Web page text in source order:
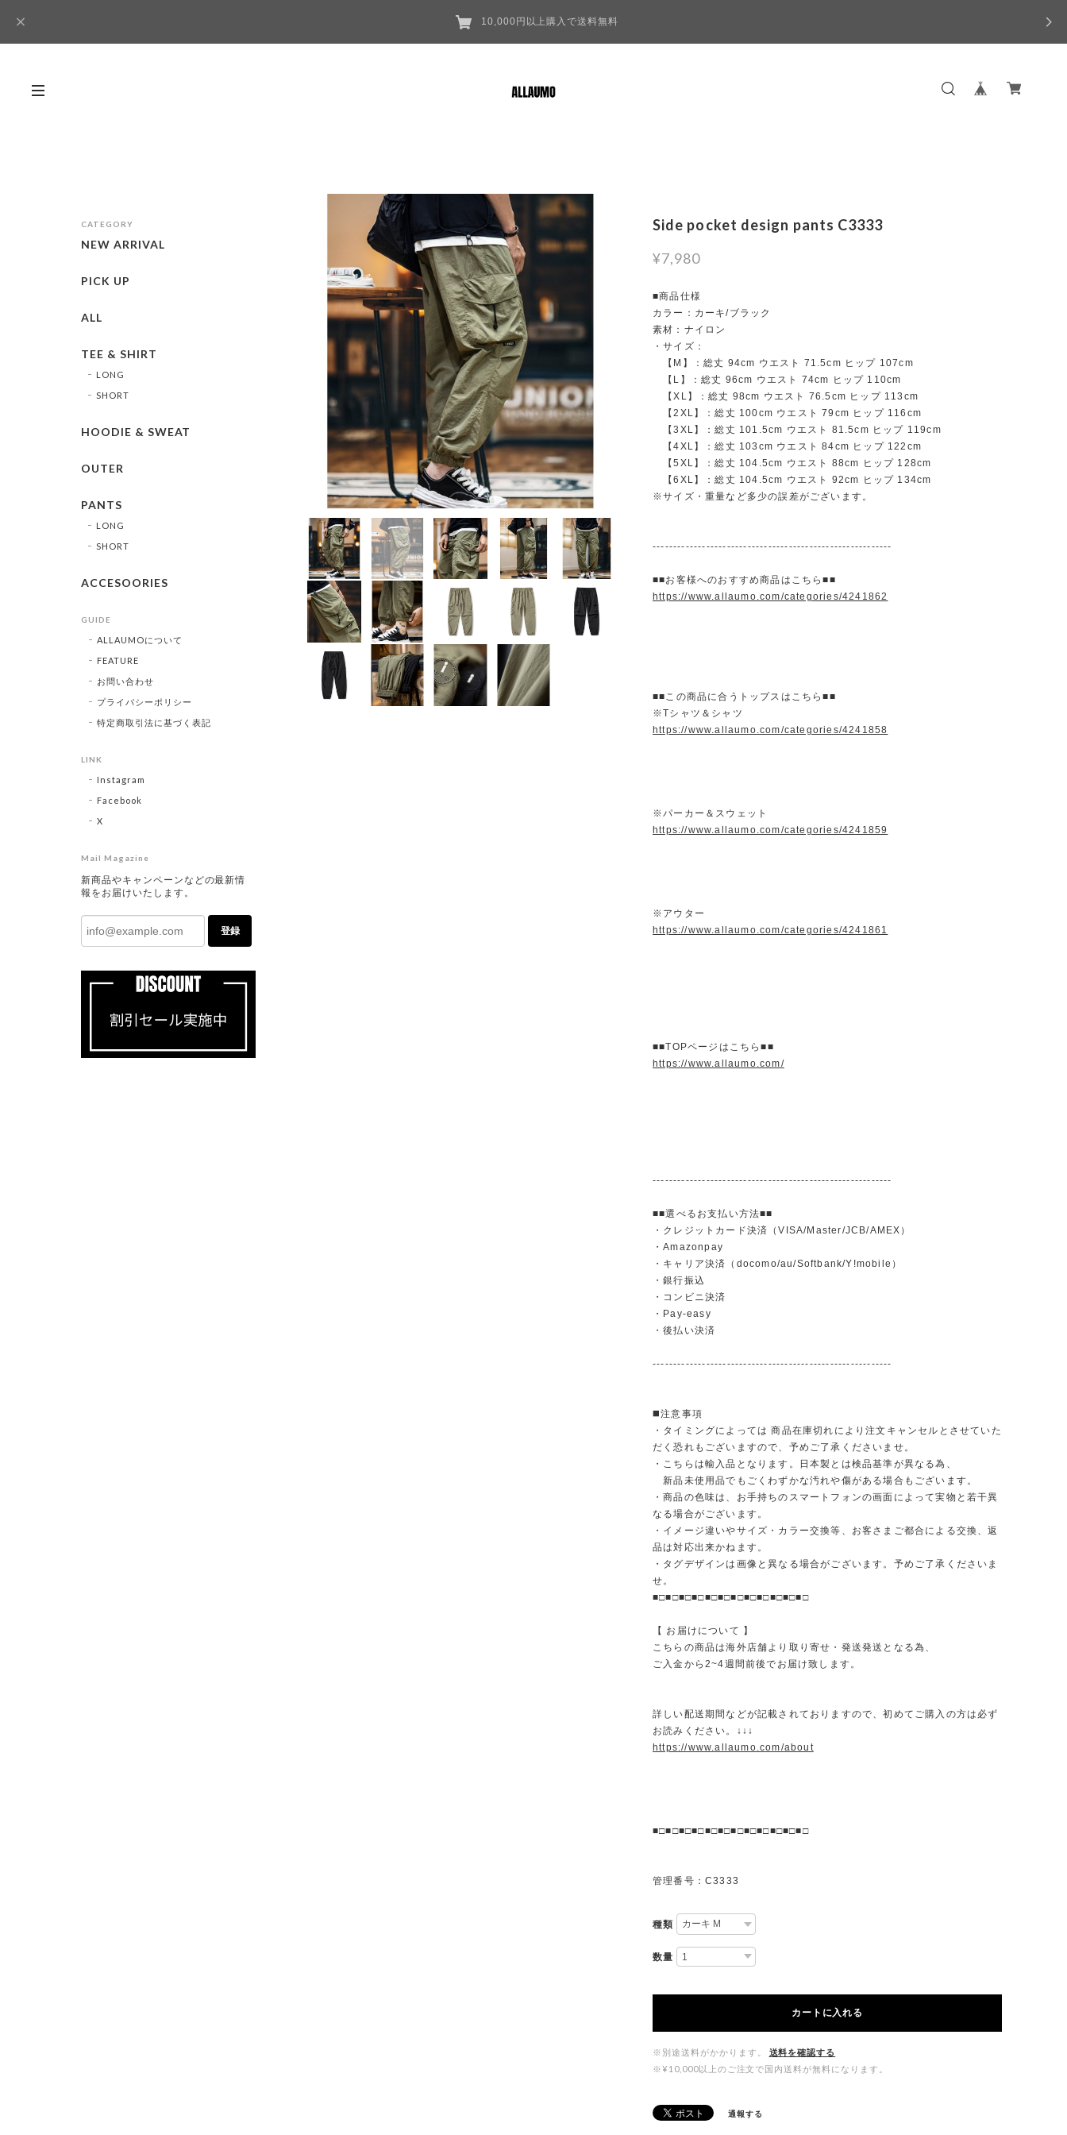
10,000円以上購入で送料無料
Side pocket design pants C3333
¥7,980
■商品仕様
カラー：カーキ/ブラック
素材：ナイロン
・サイズ：
【M】：総丈 94cm ウエスト 71.5cm ヒップ 107cm
【L】：総丈 96cm ウエスト 74cm ヒップ 110cm
【XL】：総丈 98cm ウエスト 76.5cm ヒップ 113cm
【2XL】：総丈 100cm ウエスト 79cm ヒップ 116cm
【3XL】：総丈 101.5cm ウエスト 81.5cm ヒップ 119cm
【4XL】：総丈 103cm ウエスト 84cm ヒップ 122cm
【5XL】：総丈 104.5cm ウエスト 88cm ヒップ 128cm
【6XL】：総丈 104.5cm ウエスト 92cm ヒップ 134cm
※サイズ・重量など多少の誤差がございます。
----------------------------------------------------------
■■お客様へのおすすめ商品はこちら■■
https://www.allaumo.com/categories/4241862
■■この商品に合うトップスはこちら■■
※Tシャツ＆シャツ
https://www.allaumo.com/categories/4241858
※パーカー＆スウェット
https://www.allaumo.com/categories/4241859
※アウター
https://www.allaumo.com/categories/4241861
■■TOPページはこちら■■
https://www.allaumo.com/
----------------------------------------------------------
■■選べるお支払い方法■■
・クレジットカード決済（VISA/Master/JCB/AMEX）
・Amazonpay
・キャリア決済（docomo/au/Softbank/Y!mobile）
・銀行振込
・コンビニ決済
・Pay-easy
・後払い決済
----------------------------------------------------------
◼️注意事項
・タイミングによっては 商品在庫切れにより注文キャンセルとさせていた
だく恐れもございますので、予めご了承くださいませ。
・こちらは輸入品となります。日本製とは検品基準が異なる為、
新品未使用品でもごくわずかな汚れや傷がある場合もございます。
・商品の色味は、お手持ちのスマートフォンの画面によって実物と若干異
なる場合がございます。
・イメージ違いやサイズ・カラー交換等、お客さまご都合による交換、返
品は対応出来かねます。
・タグデザインは画像と異なる場合がございます。予めご了承くださいま
せ。
■□■□■□■□■□■□■□■□■□■□■□■□
【 お届けについて 】
こちらの商品は海外店舗より取り寄せ・発送発送となる為、
ご入金から2~4週間前後でお届け致します。
詳しい配送期間などが記載されておりますので、初めてご購入の方は必ず
お読みください。↓↓↓
https://www.allaumo.com/about
■□■□■□■□■□■□■□■□■□■□■□■□
管理番号：C3333
種類
数量
カートに入れる
※別途送料がかかります。
送料を確認する
※¥10,000以上のご注文で国内送料が無料になります。
通報する
CATEGORY
NEW ARRIVAL
PICK UP
ALL
TEE & SHIRT
LONG
SHORT
HOODIE & SWEAT
OUTER
PANTS
LONG
SHORT
ACCESOORIES
GUIDE
ALLAUMOについて
FEATURE
お問い合わせ
プライバシーポリシー
特定商取引法に基づく表記
LINK
Instagram
Facebook
X
Mail Magazine
新商品やキャンペーンなどの最新情
報をお届けいたします。
登録